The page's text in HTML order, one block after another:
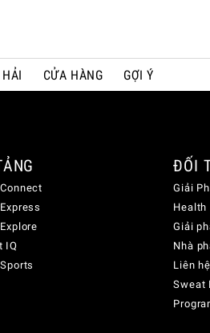
CỬA HÀNG GỢI Ý
IQ
ĐỐI
Giải
Health
Giải
Nhà
Liên
Sweat